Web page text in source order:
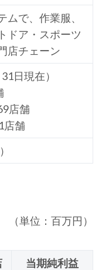
ムで、作業服、
ドア・スポーツ
店チェーン
日現在）
店舗
舗
（単位：百万円）
当期純利益